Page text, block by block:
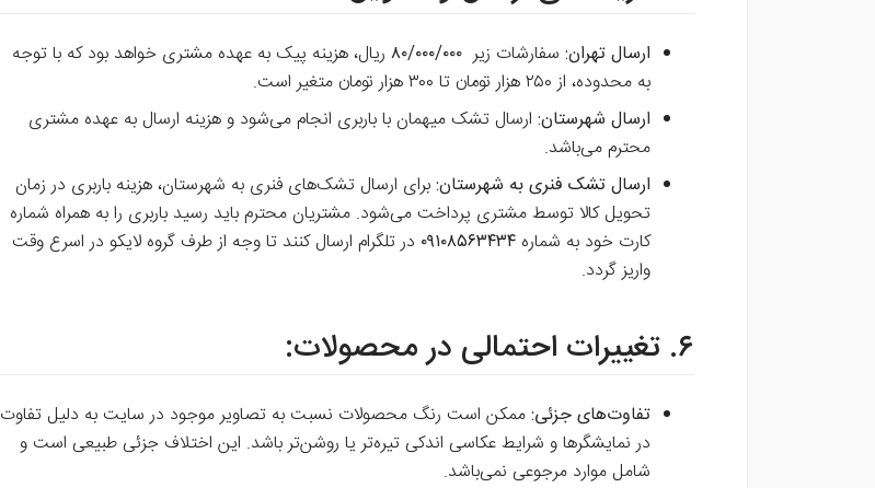
ارسال تهران: سفارشات زیر ۸۰/۰۰۰/۰۰۰
ریال، هزینه پیک به عهده مشتری خواهد بود که با توجه
به محدوده، از ۲۵۰ هزار تومان تا ۳۰۰
هزار تومان متغیر است.
ارسال شهرستان: ارسال تشک میهمان با باربری انجام می‌شود و هزینه ارسال به عهده مشتری
محترم می‌باشد.
ارسال تشک فنری به شهرستان:برای ارسال تشک‌های فنری به شهرستان‌، هزینه باربری در زمان
تحویل کالا توسط مشتری پرداخت می‌شود. مشتریان محترم باید رسید باربری را به همراه شماره
کارت خود به شماره ۰۹۱۰۸۵۶۳۴۳۴ در تلگرام ارسال کنند تا وجه از طرف گروه لایکو در اسرع وقت
واریز گردد.
۶. تغییرات احتمالی در محصولات:
تفاوت‌های جزئی:ممکن است رنگ محصولات نسبت به تصاویر موجود در سایت به دلیل تفاوت
در نمایشگرها و شرایط عکاسی اندکی تیره‌تر یا روشن‌تر باشد. این اختلاف جزئی طبیعی است و
شامل موارد مرجوعی نمی‌باشد.